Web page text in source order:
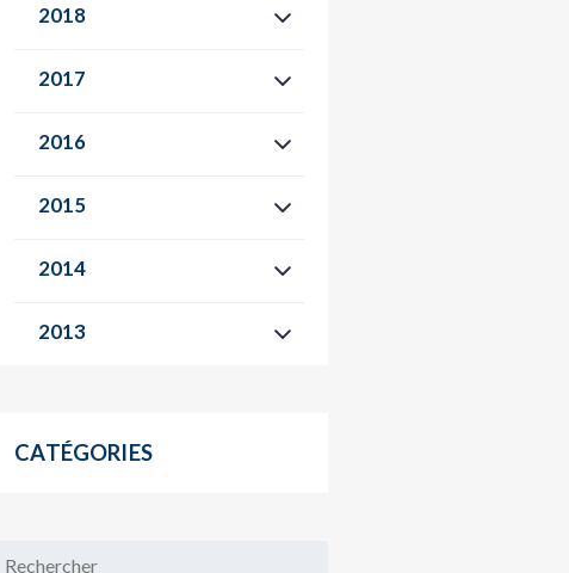
2018
2017
2016
2015
2014
2013
CATÉGORIES